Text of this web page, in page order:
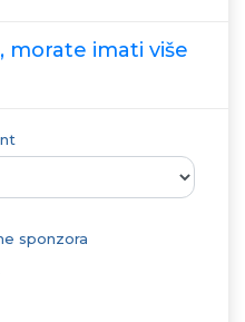
morate imati više
sponzora